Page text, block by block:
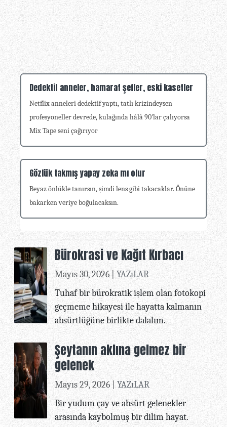
Dedektif anneler, hamarat şefler, eski kasetler
Netflix anneleri dedektif yaptı, tatlı krizindeysen
profesyoneller devrede, kulağında hâlâ 90'lar çalıyorsa
Mix Tape seni çağırıyor
Gözlük takmış yapay zeka mı olur
Beyaz önlükle tanırsın, şimdi lens gibi takacaklar. Önüne
bakarken veriye boğulacaksın.
Bürokrasi ve Kağıt Kırbacı
Mayıs 30, 2026 | YAZıLAR
Tuhaf bir bürokratik işlem olan fotokopi
geçmeme hikayesi ile hayatta kalmanın
absürtlüğüne birlikte dalalım.
Şeytanın aklına gelmez bir
gelenek
Mayıs 29, 2026 |YAZıLAR
Bir yudum çay ve absürt gelenekler
arasında kaybolmuş bir dilim hayat.